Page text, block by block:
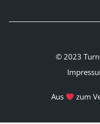
© 2023
Aus zum